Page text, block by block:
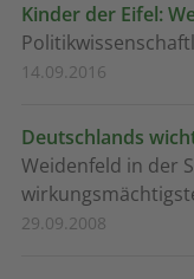
Kinder der Eifel:
14.09.2016
Deutschlands
Weidenfeld in der
29.09.2008